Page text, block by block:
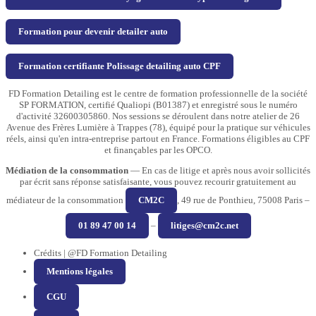
Formation pour devenir detailer auto
Formation certifiante Polissage detailing auto CPF
FD Formation Detailing est le centre de formation professionnelle de la société
SP FORMATION, certifié Qualiopi (B01387) et enregistré sous le numéro
d'activité 32600305860. Nos sessions se déroulent dans notre atelier de 26
Avenue des Frères Lumière à Trappes (78), équipé pour la pratique sur véhicules
réels, ainsi qu'en intra-entreprise partout en France. Formations éligibles au CPF
et finançables par les OPCO.
Médiation de la consommation — En cas de litige et après nous avoir sollicités
par écrit sans réponse satisfaisante, vous pouvez recourir gratuitement au
médiateur de la consommation
CM2C , 49 rue de Ponthieu, 75008 Paris –
01 89 47 00 14 – litiges@cm2c.net
Crédits | @FD Formation Detailing
Mentions légales
CGU